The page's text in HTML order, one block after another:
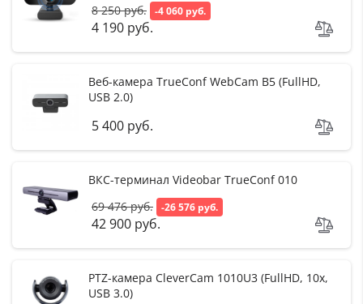
8 250 руб. -4 060 руб.
4 190 руб.
Веб-камера TrueConf WebCam B5 (FullHD,
USB 2.0)
5 400 руб.
ВКС-терминал Videobar TrueConf 010
69 476 руб. -26 576 руб.
42 900 руб.
PTZ-камера CleverCam 1010U3 (FullHD, 10x,
USB 3.0)